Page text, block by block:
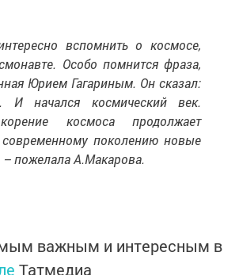
вспомнить о космосе,
Особо помнится фраза,
Юрием Гагариным. Он сказал:
И начался космический век.
космоса продолжает
современному поколению новые
– пожелала А.Макарова.
важным и интересным в
Татмедиа